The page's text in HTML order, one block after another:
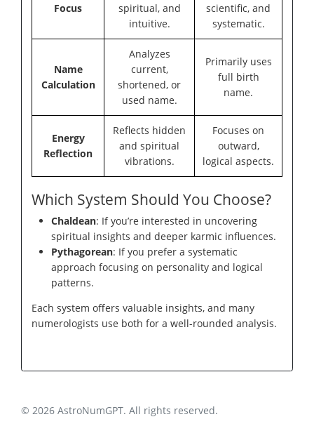
Focus
spiritual, and
intuitive.
scientific, and
systematic.
Name
Calculation
Analyzes
current,
shortened, or
used name.
Primarily uses
full birth
name.
Energy
Reflection
Reflects hidden
and spiritual
vibrations.
Focuses on
outward,
logical aspects.
Which System Should You Choose?
Chaldean: If you’re interested in uncovering
spiritual insights and deeper karmic influences.
Pythagorean: If you prefer a systematic
approach focusing on personality and logical
patterns.
Each system offers valuable insights, and many
numerologists use both for a well-rounded analysis.
© 2026 AstroNumGPT. All rights reserved.